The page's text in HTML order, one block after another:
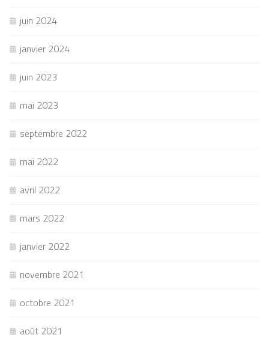
juin 2024
janvier 2024
juin 2023
mai 2023
septembre 2022
mai 2022
avril 2022
mars 2022
janvier 2022
novembre 2021
octobre 2021
août 2021